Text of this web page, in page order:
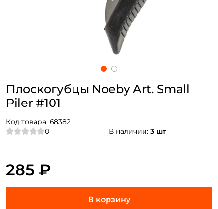
Плоскогубцы Noeby Art. Small
Piler #101
Код товара: 68382
0
В наличии: 3 шт
285 ₽